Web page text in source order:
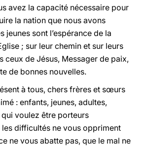
avez la capacité nécessaire pour
la nation que nous avons
jeunes sont l’espérance de la
; sur leur chemin et sur leurs
ceux de Jésus, Messager de paix,
de bonnes nouvelles.
à tous, chers frères et sœurs
: enfants, jeunes, adultes,
voulez être porteurs
les difficultés ne vous oppriment
ne vous abatte pas, que le mal ne